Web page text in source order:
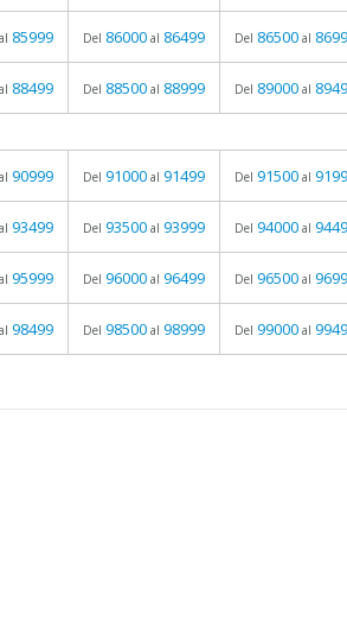
al 85999 Del 86000 al 86499 Del 86500 al
al 88499 Del 88500 al 88999 Del 89000 al
al 90999 Del 91000 al 91499 Del 91500 al
al 93499 Del 93500 al 93999 Del 94000 al
al 95999 Del 96000 al 96499 Del 96500 al
al 98499 Del 98500 al 98999 Del 99000 al